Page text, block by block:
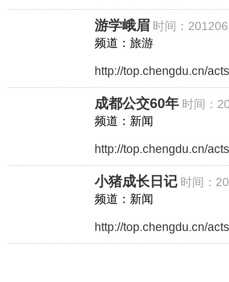
游学峨眉 时间：
频道：旅游
http://top.chengdu.cn/
成都公交60年 时间：
频道：新闻
http://top.chengdu.cn/
小猪成长日记 时间：
频道：新闻
http://top.chengdu.cn/